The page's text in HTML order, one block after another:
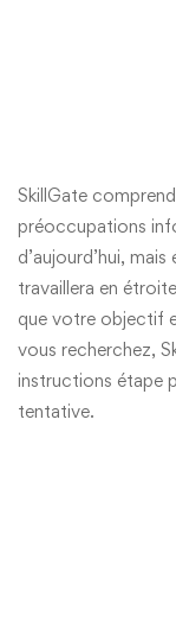
SkillGate
préoccupations
d’aujourd’hui,
travaillera en
que votre objectif
vous recherchez,
instructions étape
tentative.